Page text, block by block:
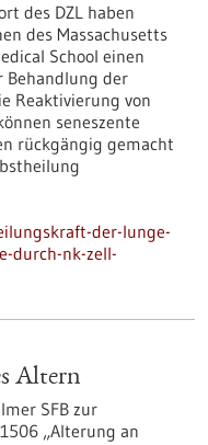
des DZL haben
des Massachusetts
School einen
Behandlung der
Reaktivierung von
seneszente
rückgängig gemacht
der-lunge-
durch-nk-zell-
Altern
SFB zur
„Alterung an